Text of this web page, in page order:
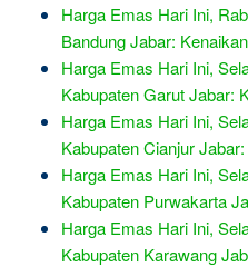
Harga Emas Hari Ini,
Bandung Jabar:
Harga Emas Hari Ini,
Kabupaten Garut Jabar:
Harga Emas Hari Ini,
Kabupaten Cianjur
Harga Emas Hari Ini,
Kabupaten Purwakarta
Harga Emas Hari Ini,
Kabupaten Karawang